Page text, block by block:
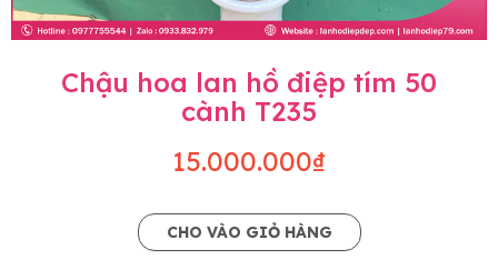
Chậu hoa lan hồ điệp tím 50
cành T235
15.000.000₫
CHO VÀO GIỎ HÀNG